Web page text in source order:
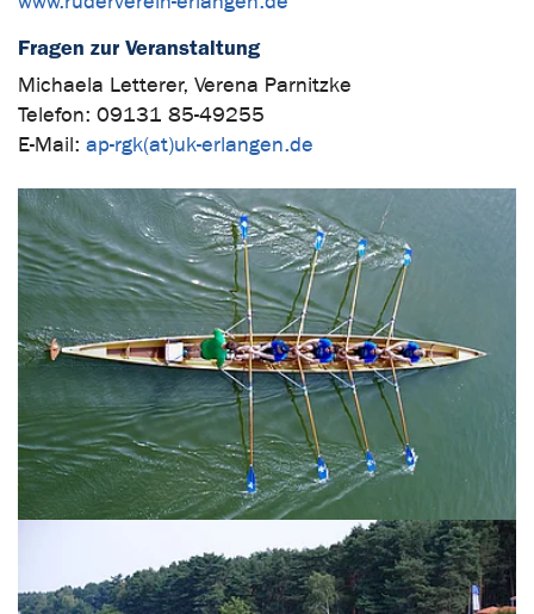
Fragen zur Veranstaltung
Michaela Letterer, Verena Parnitzke
Telefon: 09131 85-49255
E-Mail: ap-rgk(at)uk-erlangen.de